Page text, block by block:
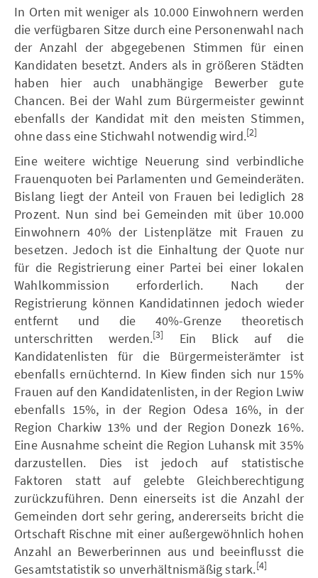
In Orten mit weniger als 10.000 Einwohnern werden
die verfügbaren Sitze durch eine Personenwahl nach
der Anzahl der abgegebenen Stimmen für einen
Kandidaten besetzt. Anders als in größeren Städten
haben hier auch unabhängige Bewerber gute
Chancen. Bei der Wahl zum Bürgermeister gewinnt
ebenfalls der Kandidat mit den meisten Stimmen,
ohne dass eine Stichwahl notwendig wird.[2]
Eine weitere wichtige Neuerung sind verbindliche
Frauenquoten bei Parlamenten und Gemeinderäten.
Bislang liegt der Anteil von Frauen bei lediglich 28
Prozent. Nun sind bei Gemeinden mit über 10.000
Einwohnern 40% der Listenplätze mit Frauen zu
besetzen. Jedoch ist die Einhaltung der Quote nur
für die Registrierung einer Partei bei einer lokalen
Wahlkommission erforderlich. Nach der
Registrierung können Kandidatinnen jedoch wieder
entfernt und die 40%-Grenze theoretisch
unterschritten werden.[3]
Ein Blick auf die
Kandidatenlisten für die Bürgermeisterämter ist
ebenfalls ernüchternd. In Kiew finden sich nur 15%
Frauen auf den Kandidatenlisten, in der Region Lwiw
ebenfalls 15%, in der Region Odesa 16%, in der
Region Charkiw 13% und der Region Donezk 16%.
Eine Ausnahme scheint die Region Luhansk mit 35%
darzustellen. Dies ist jedoch auf statistische
Faktoren statt auf gelebte Gleichberechtigung
zurückzuführen. Denn einerseits ist die Anzahl der
Gemeinden dort sehr gering, andererseits bricht die
Ortschaft Rischne mit einer außergewöhnlich hohen
Anzahl an Bewerberinnen aus und beeinflusst die
Gesamtstatistik so unverhältnismäßig stark.[4]